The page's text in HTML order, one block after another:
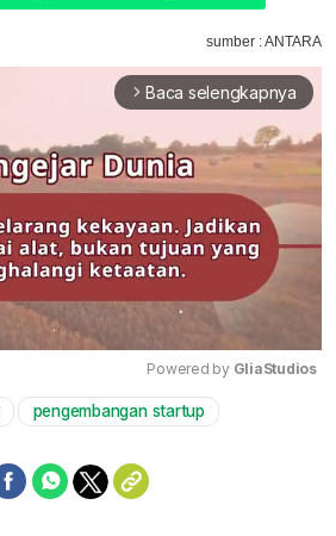
sumber : ANTARA
arrow_forward_ios Baca selengkapnya
Powered by GliaStudios
pengembangan startup